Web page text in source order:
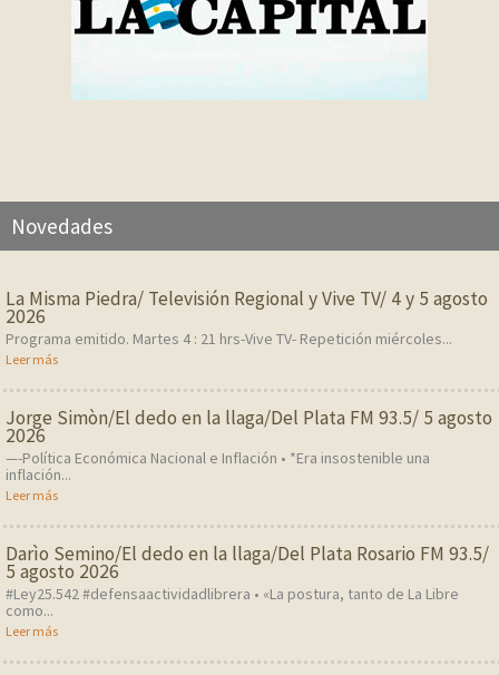
Novedades
La Misma Piedra/ Televisión Regional y Vive TV/ 4 y 5 agosto
2026
Programa emitido. Martes 4 : 21 hrs-Vive TV- Repetición miércoles...
Leer más
Jorge Simòn/El dedo en la llaga/Del Plata FM 93.5/ 5 agosto
2026
—-Política Económica Nacional e Inflación • *Era insostenible una
inflación...
Leer más
Darìo Semino/El dedo en la llaga/Del Plata Rosario FM 93.5/
5 agosto 2026
#Ley25.542 #defensaactividadlibrera • «La postura, tanto de La Libre
como...
Leer más